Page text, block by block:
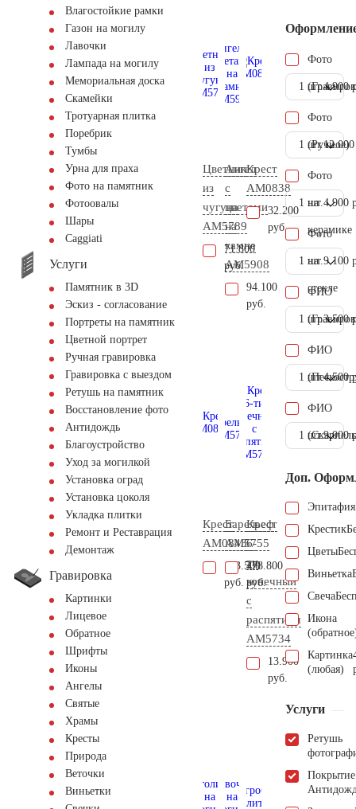
Влагостойкие рамки
Газон на могилу
Лавочки
Лампада на могилу
Мемориальная доска
Скамейки
Тротуарная плитка
Поребрик
Тумбы
Урна для праха
Фото на памятник
Фотоовалы
Шары
Сaggiati
Услуги
Памятник в 3D
Эскиз - согласование
Портреты на памятник
Цветной портрет
Ручная гравировка
Гравировка с выездом
Ретушь на памятник
Восстановление фото
Антидождь
Благоустройство
Уход за могилкой
Установка оград
Установка цоколя
Укладка плитки
Ремонт и Реставрация
Демонтаж
Гравировка
Картинки
Лицевое
Обратное
Шрифты
Иконы
Ангелы
Святые
Храмы
Кресты
Природа
Веточки
Виньетки
Цветник
из
чугуна
AM5789
71.800
руб.
Ангел
с
цветами
на
камне
AM5908
94.100
руб.
Крест
AM0838
32.200
руб.
Крест
AM0843
103.500
руб.
Барельеф
AM5755
478.800
руб.
Крест
6-
ти
конечный
с
распятием
AM5734
13.900
руб.
Фото
1 шт.4.900
Фото
(Ручное)
1 шт.
Фото
на
керамике
1 шт. 4.900
Фото
на
стекле
1 шт. 9.100
ФИО
1 шт.3.500
ФИО
1 шт.4.500
ФИО
1 шт.9.000
Доп.
Эпитафия
Крестик
Цветы
Виньетка
Свеча
Икона
Картинка
(любая)
Услуги
Ретушь
Покрытие